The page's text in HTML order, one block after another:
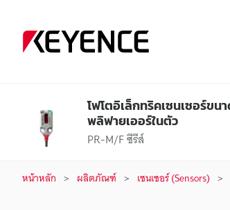
โฟโตอิเล็กทริคเซนเซอร์ขน
พลิฟายเออร์ในตัว
PR-M/F ซีรีส์
หน้าหลัก ผลิตภัณฑ์ เซนเซอร์ (Sensors)